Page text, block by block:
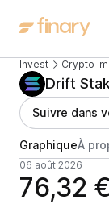
Invest Crypto-
Drift
Suivre dans
GraphiqueÀ
06 août 2026
76,32 €